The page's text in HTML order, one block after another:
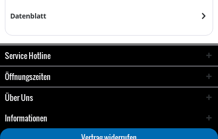
Datenblatt
Service Hotline
Öffnungszeiten
Über Uns
Informationen